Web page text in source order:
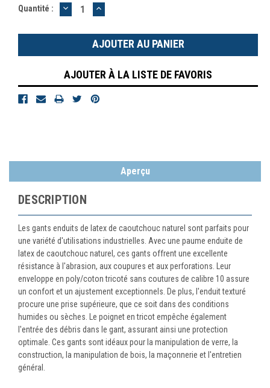
Quantité : DIMINUER
LA
:
AUGMENTER
LA
:
AJOUTER À LA LISTE DE FAVORIS
Aperçu
DESCRIPTION
Les gants enduits de latex de caoutchouc naturel sont parfaits pour
une variété d'utilisations industrielles. Avec une paume enduite de
latex de caoutchouc naturel, ces gants offrent une excellente
résistance à l'abrasion, aux coupures et aux perforations. Leur
enveloppe en poly/coton tricoté sans coutures de calibre 10 assure
un confort et un ajustement exceptionnels. De plus, l'enduit texturé
procure une prise supérieure, que ce soit dans des conditions
humides ou sèches. Le poignet en tricot empêche également
l'entrée des débris dans le gant, assurant ainsi une protection
optimale. Ces gants sont idéaux pour la manipulation de verre, la
construction, la manipulation de bois, la maçonnerie et l'entretien
général.